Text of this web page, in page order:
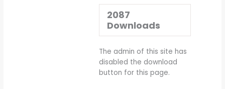
2087
Downloads
The admin of this site has
disabled the download
button for this page.